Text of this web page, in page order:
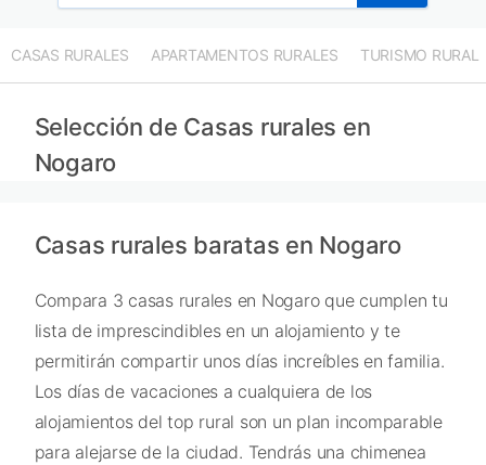
CASAS RURALES APARTAMENTOS RURALES TURISMO RURAL
Selección de Casas rurales en
Nogaro
Casas rurales baratas en Nogaro
Compara 3 casas rurales en Nogaro que cumplen tu
lista de imprescindibles en un alojamiento y te
permitirán compartir unos días increíbles en familia.
Los días de vacaciones a cualquiera de los
alojamientos del top rural son un plan incomparable
para alejarse de la ciudad. Tendrás una chimenea